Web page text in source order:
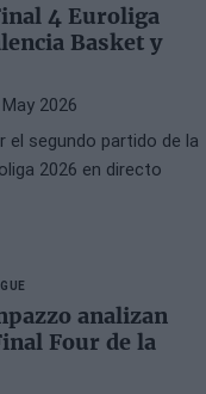
4 Euroliga
Basket y
2026
el segundo partido de la
2026 en directo
analizan
Four de la